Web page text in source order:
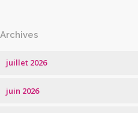
Archives
juillet 2026
juin 2026